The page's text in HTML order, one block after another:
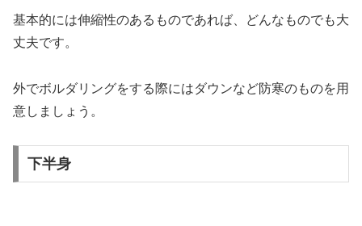
基本的には伸縮性のあるものであれば、どんなものでも大
丈夫です。
外でボルダリングをする際にはダウンなど防寒のものを用
意しましょう。
下半身